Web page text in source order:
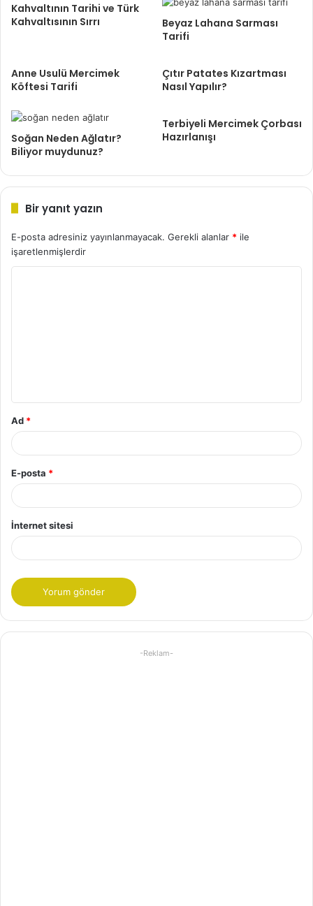
Kahvaltının Tarihi ve Türk
Kahvaltısının Sırrı
Beyaz Lahana Sarması
Tarifi
Anne Usulü Mercimek
Köftesi Tarifi
Çıtır Patates Kızartması
Nasıl Yapılır?
Soğan Neden Ağlatır?
Biliyor muydunuz?
Terbiyeli Mercimek Çorbası
Hazırlanışı
Bir yanıt yazın
E-posta adresiniz yayınlanmayacak. Gerekli alanlar * ile
işaretlenmişlerdir
Ad *
E-posta *
İnternet sitesi
-Reklam-